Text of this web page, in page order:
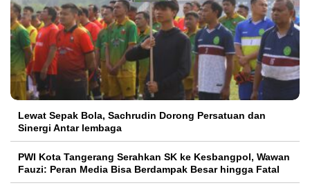
Lewat Sepak Bola, Sachrudin Dorong Persatuan dan
Sinergi Antar lembaga
PWI Kota Tangerang Serahkan SK ke Kesbangpol, Wawan
Fauzi: Peran Media Bisa Berdampak Besar hingga Fatal